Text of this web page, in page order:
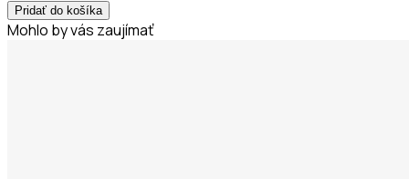
Pridať do košíka
Mohlo by vás zaujímať